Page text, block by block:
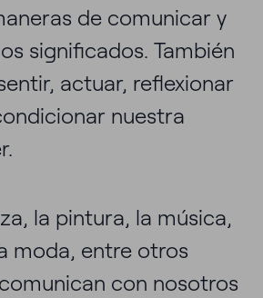
de comunicar y
significados. También
actuar, reflexionar
nuestra
la pintura, la música,
moda, entre otros
con nosotros